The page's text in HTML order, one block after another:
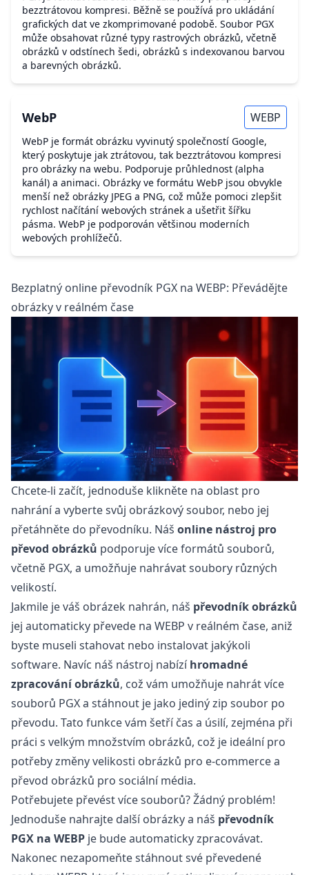
bezztrátovou kompresi. Běžně se používá pro ukládání
grafických dat ve zkomprimované podobě. Soubor PGX
může obsahovat různé typy rastrových obrázků, včetně
obrázků v odstínech šedi, obrázků s indexovanou barvou
a barevných obrázků.
WebP WEBP
WebP je formát obrázku vyvinutý společností Google,
který poskytuje jak ztrátovou, tak bezztrátovou kompresi
pro obrázky na webu. Podporuje průhlednost (alpha
kanál) a animaci. Obrázky ve formátu WebP jsou obvykle
menší než obrázky JPEG a PNG, což může pomoci zlepšit
rychlost načítání webových stránek a ušetřit šířku
pásma. WebP je podporován většinou moderních
webových prohlížečů.
Bezplatný online převodník PGX na WEBP: Převádějte
obrázky v reálném čase
Chcete-li začít, jednoduše klikněte na oblast pro
nahrání a vyberte svůj obrázkový soubor, nebo jej
přetáhněte do převodníku. Náš online nástroj pro
převod obrázků podporuje více formátů souborů,
včetně PGX, a umožňuje nahrávat soubory různých
velikostí.
Jakmile je váš obrázek nahrán, náš převodník obrázků
jej automaticky převede na WEBP v reálném čase, aniž
byste museli stahovat nebo instalovat jakýkoli
software. Navíc náš nástroj nabízíhromadné
zpracování obrázků, což vám umožňuje nahrát více
souborů PGX a stáhnout je jako jediný zip soubor po
převodu. Tato funkce vám šetří čas a úsilí, zejména při
práci s velkým množstvím obrázků, což je ideální pro
potřeby změny velikosti obrázků pro e-commerce a
převod obrázků pro sociální média.
Potřebujete převést více souborů? Žádný problém!
Jednoduše nahrajte další obrázky a náš převodník
PGX na WEBP je bude automaticky zpracovávat.
Nakonec nezapomeňte stáhnout své převedené